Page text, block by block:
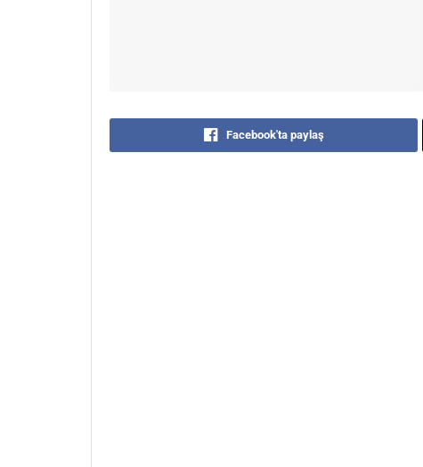
Facebook'ta paylaş